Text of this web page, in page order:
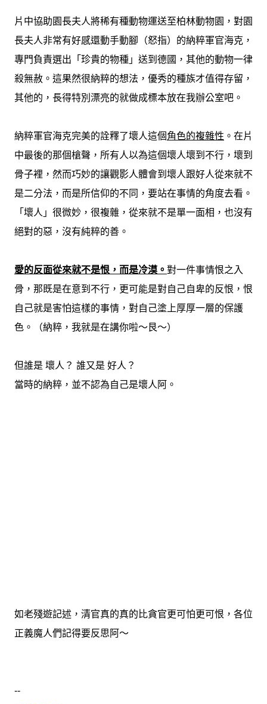
片中協助園長夫人將稀有種動物運送至柏林動物園，對園
長夫人非常有好感還動手動腳（怒指）的納粹軍官海克，
專門負責選出「珍貴的物種」送到德國，其他的動物一律
殺無赦。這果然很納粹的想法，優秀的種族才值得存留，
其他的，長得特別漂亮的就做成標本放在我辦公室吧。
納粹軍官海克完美的詮釋了壞人這個角色的複雜性 。在片
中最後的那個槍聲，所有人以為這個壞人壞到不行，壞到
骨子裡，然而巧妙的讓觀影人體會到壞人跟好人從來就不
是二分法，而是所信仰的不同，要站在事情的角度去看。
「壞人」很微妙，很複雜，從來就不是單一面相，也沒有
絕對的惡，沒有純粹的善。
愛的反面從來就不是恨，而是冷漠。 對一件事情恨之入
骨，那既是在意到不行，更可能是對自己自卑的反恨，恨
自己就是害怕這樣的事情，對自己塗上厚厚一層的保護
色。（納粹，我就是在講你啦～艮～）
但誰是 壞人？ 誰又是 好人？
當時的納粹，並不認為自己是壞人阿。
如老殘遊記述，清官真的真的比貪官更可怕更可恨，各位
正義魔人們記得要反思阿～
--